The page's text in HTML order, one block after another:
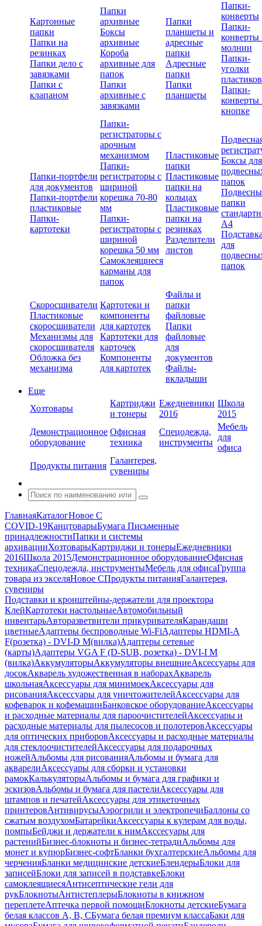
Картонные
папки
Папки на
резинках
Папки дело с
завязками
Папки с
клапаном
Папки
архивные
Боксы
архивные
Короба
архивные для
папок
Папки
архивные с
завязками
Папки
планшеты и
адресные
папки
Адресные
папки
Папки
планшеты
Папки-
конверты
Папки-
конверты
молнии
Папки-
уголки
Папки-
конверты
кнопке
Папки-портфели
для документов
Папки-портфели
пластиковые
Папки-
картотеки
Папки-
регистраторы с
арочным
механизмом
Папки-
регистраторы с
шириной
корешка 70-80
мм
Папки-
регистраторы с
шириной
корешка 50 мм
Самоклеящиеся
карманы для
папок
Пластиковые
папки
Пластиковые
папки на
кольцах
Пластиковые
папки на
резинках
Разделители
листов
Боксы для
папок
папки
А4
для
папок
Скоросшиватели
Пластиковые
скоросшиватели
Механизмы для
скоросшивателя
Обложка без
механизма
Картотеки и
компоненты
для картотек
Картотеки для
карточек
Компоненты
для картотек
Файлы и
папки
файловые
Папки
файловые
для
документов
Файлы-
вкладыши
Еще
Хозтовары
Картриджи
и тонеры
Ежедневники
2016
Школа
2015
Демонстрационное
оборудование
Офисная
техника
Спецодежда,
инструменты
Мебель
для
офиса
Продукты питания
Галантерея,
сувениры
ГлавнаяКаталогНовое С
COVID-19КанцтоварыБумага Письменные
принадлежностиПапки и системы
архивацииХозтоварыКартриджи и тонерыЕжедневники
2016Школа 2015Демонстрационное оборудованиеОфисная
техникаСпецодежда, инструментыМебель для офисаГруппа
товара из экселяНовое СПродукты питанияГалантерея,
сувениры
Подставки и кронштейны-держатели для проектора
КлейКартотеки настольныеАвтомобильный
инвентарьАвторазветвители прикуривателяКарандаши
цветныеАдаптеры беспроводные Wi-FiАдаптеры HDMI-A
F(розетка) - DVI-D M(вилка)Адаптеры сетевые
(карты)Адаптеры VGA F (D-SUB, розетка) - DVI-I M
(вилка)АккумуляторыАккумуляторы внешниеАксессуары для
досокАкварель художественная в наборахАкварель
школьнаяАксессуары для минимоекАксессуары для
рисованияАксессуары для уничтожителейАксессуары для
кофеварок и кофемашинБанковское оборудованиеАксессуары
и расходные материалы для пароочистителейАксессуары и
расходные материалы для пылесосов и полотеровАксессуары
для оптических приборовАксессуары и расходные материалы
для стеклоочистителейАксессуары для подарочных
ножейАльбомы для рисованияАльбомы и бумага для
акварелиАксессуары для сборки и установки
рамокКалькуляторыАльбомы и бумага для графики и
эскизовАльбомы и бумага для пастелиАксессуары для
штампов и печатейАксессуары для этикеточных
принтеровАнтивирусыАэрогрили и электропечиБаллоны со
сжатым воздухомБатарейкиАксессуары к кулерам для воды,
помпыБейджи и держатели к нимАкссесуары для
растенийБизнес-блокноты и бизнес-тетрадиАльбомы для
монет и купюрБизнес-софтБланки бухгалтерскиеАльбомы для
черченияБланки медицинские детскиеБлендерыБлоки для
записейБлоки для записей в подставкеБлоки
самоклеящиесяАнтисептические гели для
рукБлокнотыАнтистеплерыБлокноты в книжном
переплетеАптечка первой помощиБлокноты детскиеБумага
белая классов А, В, СБумага белая премиум классаБаки для